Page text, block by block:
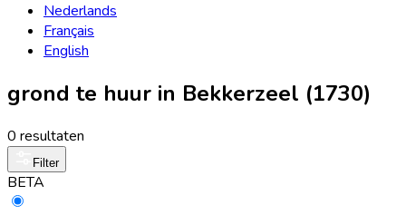
Nederlands
Français
English
grond te huur in Bekkerzeel (1730)
0 resultaten
Filter
BETA